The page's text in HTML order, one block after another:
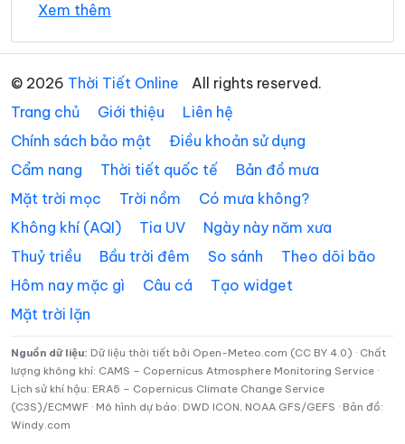
Xã Cao Sơn
Xã Chân Mộng Xã Chí Đám
Xã Chí Tiên Xã Cự Đồng
Xã Đà Bắc Xã Đại Đình
Xã Đan Thượng Xã Đạo Trù
Xã Đào Xá
Xã Đồng Lương Xã Đông Thành
Xã Đức Nhàn Xã Dũng Tiến
Xã Hạ Hòa
Xem thêm
© 2026 Thời Tiết Online
All rights reserved.
Trang chủ
Giới thiệu
Liên hệ
Chính sách bảo mật
Điều khoản sử dụng
Cẩm nang
Thời tiết quốc tế
Bản đồ mưa
Mặt trời mọc
Trời nồm
Có mưa không?
Không khí (AQI)
Tia UV
Ngày này năm xưa
Thuỷ triều
Bầu trời đêm So sánh
Theo dõi bão
Hôm nay mặc gì
Câu cá
Tạo widget
Mặt trời lặn
Nguồn dữ liệu: Dữ liệu thời tiết bởi Open-Meteo.com (CC BY 4.0) · Chất
lượng không khí: CAMS – Copernicus Atmosphere Monitoring Service ·
Lịch sử khí hậu: ERA5 – Copernicus Climate Change Service
(C3S)/ECMWF · Mô hình dự báo: DWD ICON, NOAA GFS/GEFS · Bản đồ:
Windy.com